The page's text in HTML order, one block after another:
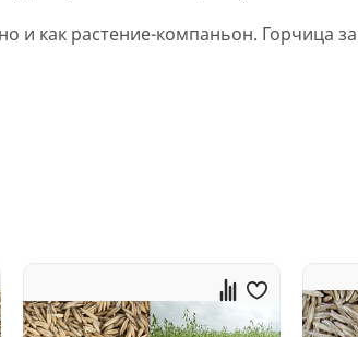
и как растение-компаньон. Горчица